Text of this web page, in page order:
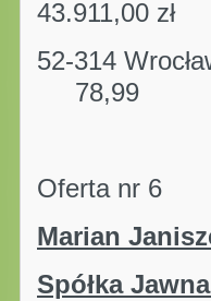
43.911,00 zł
52-
78,99
Oferta nr 6
Marian
Spółka